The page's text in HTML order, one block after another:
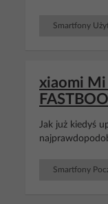
Smartfony
xiaomi Mi
Jak już kiedyś
Smartfony